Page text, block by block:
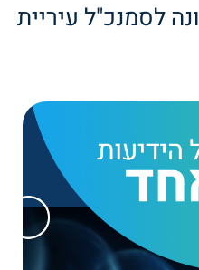
לסמנכ"ל עיריית